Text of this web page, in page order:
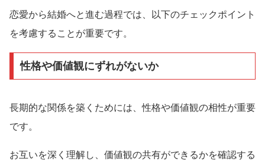
恋愛から結婚へと進む過程では、以下のチェックポイント
を考慮することが重要です。
性格や価値観にずれがないか
長期的な関係を築くためには、性格や価値観の相性が重要
です。
お互いを深く理解し、価値観の共有ができるかを確認する